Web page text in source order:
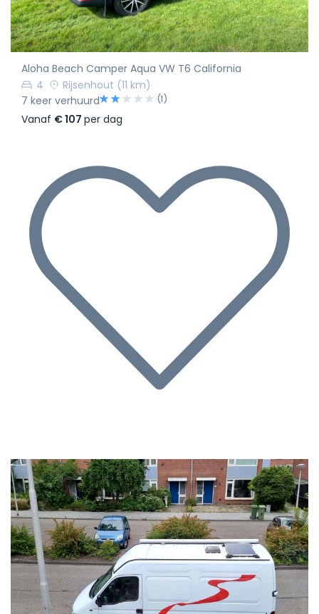
Aloha Beach Camper Aqua VW T6 California
4
Rijsenhout (11 km)
7 keer verhuurd
(1)
Vanaf € 107 per dag